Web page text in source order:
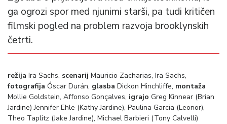
ga ogrozi spor med njunimi starši, pa tudi kritičen
filmski pogled na problem razvoja brooklynskih
četrti.
režija Ira Sachs, scenarij Mauricio Zacharias, Ira Sachs,
fotografija Óscar Durán, glasba Dickon Hinchliffe, montaža
Mollie Goldstein, Affonso Gonçalves, igrajo Greg Kinnear (Brian
Jardine) Jennifer Ehle (Kathy Jardine), Paulina Garcia (Leonor),
Theo Taplitz (Jake Jardine), Michael Barbieri (Tony Calvelli)